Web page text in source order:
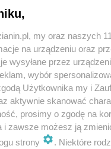
br. Naturalnie
parkingowym o
my oraz naszych
na urządzeniu oraz
wysyłane przez
wybór
Użytkownika my i
aktywnie skanować
prosimy o zgodę na
i zawsze możesz ją
strony
. Niektóre